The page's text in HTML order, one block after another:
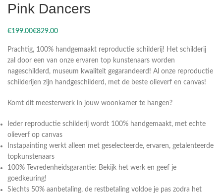
Pink Dancers
€ €
Prachtig, 100% handgemaakt reproductie schilderij! Het schilderij
zal door een van onze ervaren top kunstenaars worden
nageschilderd, museum kwaliteit gegarandeerd! Al onze reproductie
schilderijen zijn handgeschilderd, met de beste olieverf en canvas!
Komt dit meesterwerk in jouw woonkamer te hangen?
Ieder reproductie schilderij wordt 100% handgemaakt, met echte
olieverf op canvas
Instapainting werkt alleen met geselecteerde, ervaren, getalenteerde
topkunstenaars
100% Tevredenheidsgarantie: Bekijk het werk en geef je
goedkeuring!
Slechts 50% aanbetaling, de restbetaling voldoe je pas zodra het